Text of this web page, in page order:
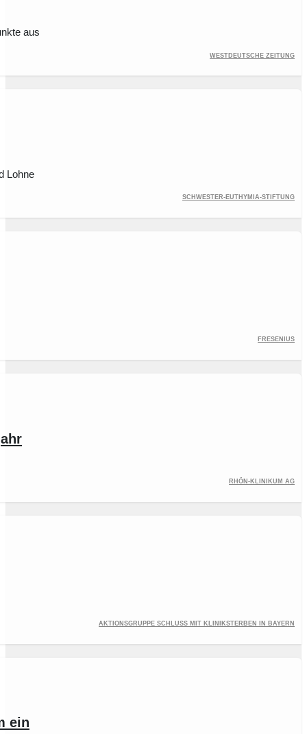
aus
Westdeutsche Zeitung
Lohne
Schwester-Euthymia-Stiftung
Fresenius
Rhön-Klinikum AG
Aktionsgruppe Schluss mit Kliniksterben in Bayern
ein